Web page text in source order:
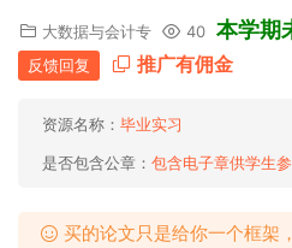
大数据与会计专 40 本学期
反馈回复
推广有佣金
资源名称： 毕业实习
是否包含公章： 包含电子章供学生
买的论文只是给你一个框架